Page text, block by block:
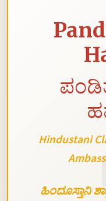
Hindustani
ಹಿಂದೂಸ್ತಾನಿ